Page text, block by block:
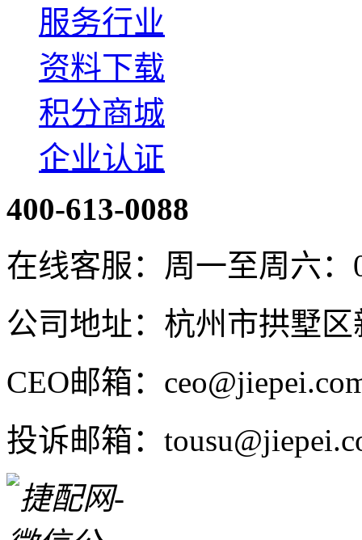
服务行业
资料下载
积分商城
企业认证
400-613-0088
在线客服：周一至周六：
公司地址：杭州市拱墅
CEO邮箱：
投诉邮箱：